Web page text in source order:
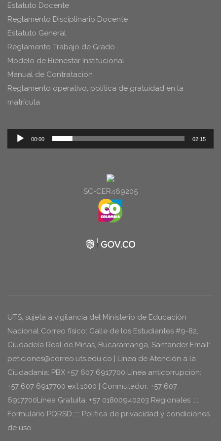
Estatuto Docente
Reglamento Disciplinario Docente
Estatuto General
Reglamento Trabajo de Grado
Modelo de Bienestar Institucional
Manual de Contratación
Reglamento operativo, política de gratuidad en la
matrícula
Reproductor
de
00:00 02:15
SC-CER469205
UTS, sujeta a vigilancia del Ministerio de Educación
Nacional Correo físico: Calle de los Estudiantes #9-82,
Ciudadela Real de Minas, Bucaramanga, Santander Email:
peticiones@correo.uts.edu.co | Línea de Atención a la
Ciudadanía: PBX +57 607 6917700 Línea anticorrupción:
+57 607 6917700 ext 1000 | Conmutador: +57 607
6917700Línea Gratuita: +57 01800940203 Regionales ::::
Formulario PQRSD :::: Política de privacidad y condiciones
de uso